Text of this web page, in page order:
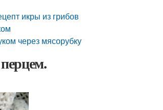
икры из грибов
через мясорубку